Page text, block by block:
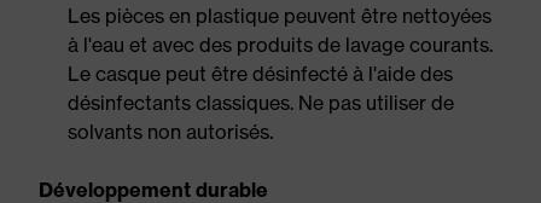
Les pièces en plastique peuvent être nettoyées
à l'eau et avec des produits de lavage courants.
Le casque peut être désinfecté à l'aide des
désinfectants classiques. Ne pas utiliser de
solvants non autorisés.
Développement durable